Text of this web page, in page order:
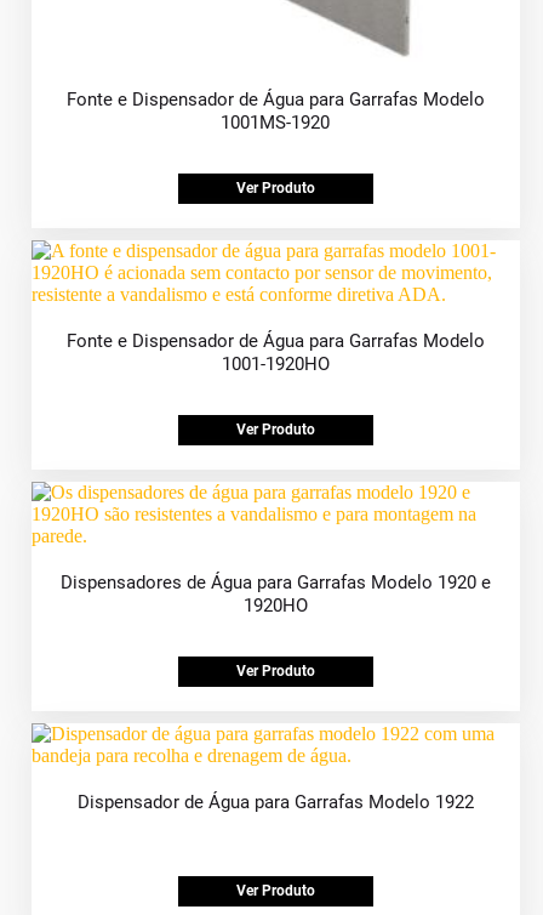
Fonte e Dispensador de Água para Garrafas Modelo
1001MS-1920
Ver Produto
Fonte e Dispensador de Água para Garrafas Modelo
1001-1920HO
Ver Produto
Dispensadores de Água para Garrafas Modelo 1920 e
1920HO
Ver Produto
Dispensador de Água para Garrafas Modelo 1922
Ver Produto